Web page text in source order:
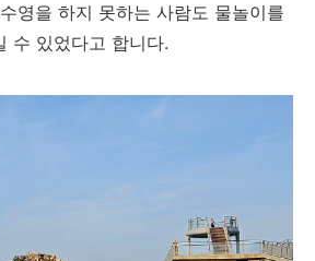
영을 하지 못하는 사람도 물놀이를
수 있었다고 합니다.